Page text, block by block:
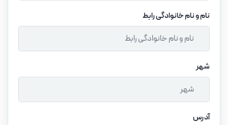
نام و نام خانوادگی رابط
شهر
آدرس